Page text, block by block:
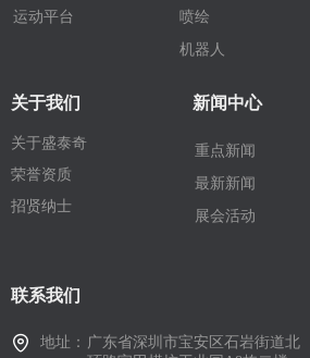
联系我们
地址： 广东省深圳市宝安区石岩街道北
运动平台
喷绘
机器人
新闻中心
重点新闻
最新新闻
展会活动
关于我们
关于盛泰奇
荣誉资质
招贤纳士